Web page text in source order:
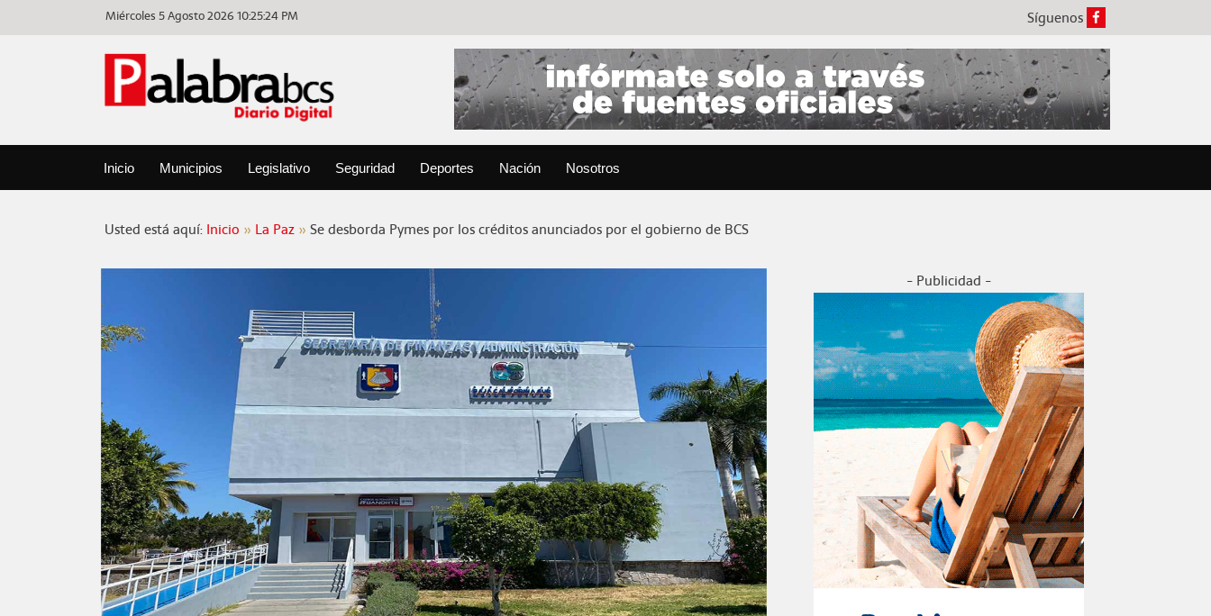
Miércoles 5 Agosto 202610:25:24 PM Síguenos
Inicio Municipios Legislativo Seguridad Deportes Nación Nosotros
Usted está aquí: Inicio La Paz Se desborda Pymes por los créditos anunciados por el gobierno de BCS
- Publicidad -